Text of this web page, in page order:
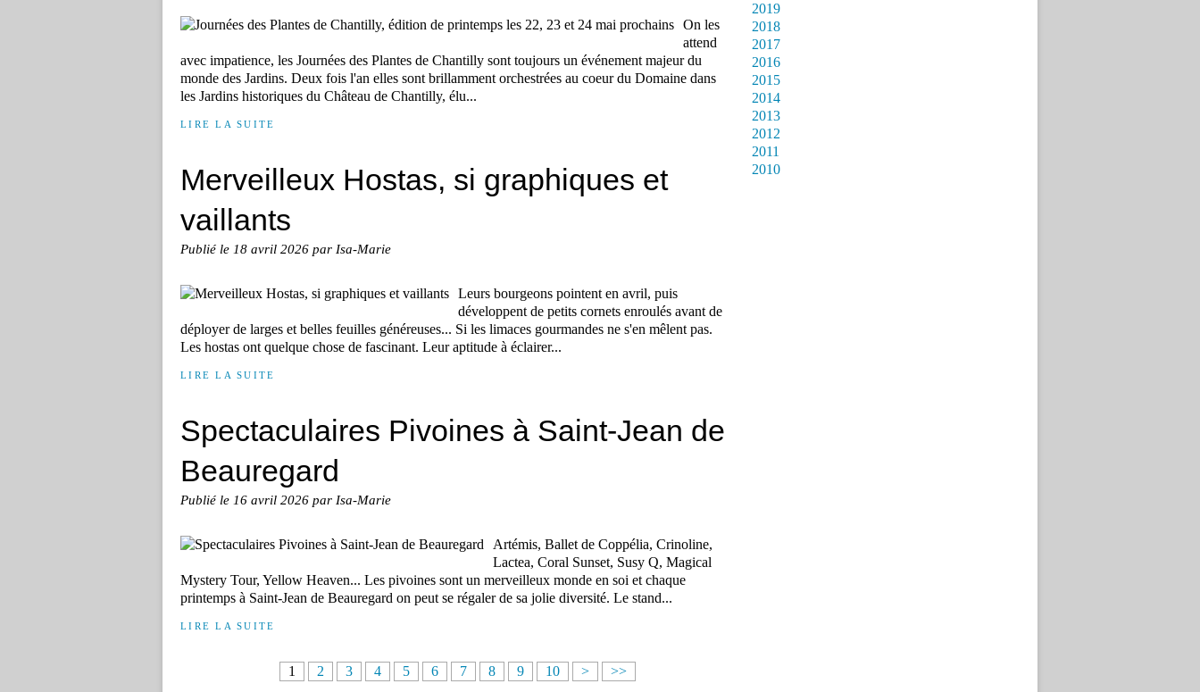
On les
attend
avec impatience, les Journées des Plantes de Chantilly sont toujours un événement majeur du
monde des Jardins. Deux fois l'an elles sont brillamment orchestrées au coeur du Domaine dans
les Jardins historiques du Château de Chantilly, élu...
LIRE LA SUITE
Merveilleux Hostas, si graphiques et
vaillants
Publié le 18 avril 2026 par Isa-Marie
Leurs bourgeons pointent en avril, puis
développent de petits cornets enroulés avant de
déployer de larges et belles feuilles généreuses... Si les limaces gourmandes ne s'en mêlent pas.
Les hostas ont quelque chose de fascinant. Leur aptitude à éclairer...
LIRE LA SUITE
Spectaculaires Pivoines à Saint-Jean de
Beauregard
Publié le 16 avril 2026 par Isa-Marie
Artémis, Ballet de Coppélia, Crinoline,
Lactea, Coral Sunset, Susy Q, Magical
Mystery Tour, Yellow Heaven... Les pivoines sont un merveilleux monde en soi et chaque
printemps à Saint-Jean de Beauregard on peut se régaler de sa jolie diversité. Le stand...
LIRE LA SUITE
1 2 3 4 5 6 7 8 9 10 > >>
2019
2018
2017
2016
2015
2014
2013
2012
2011
2010